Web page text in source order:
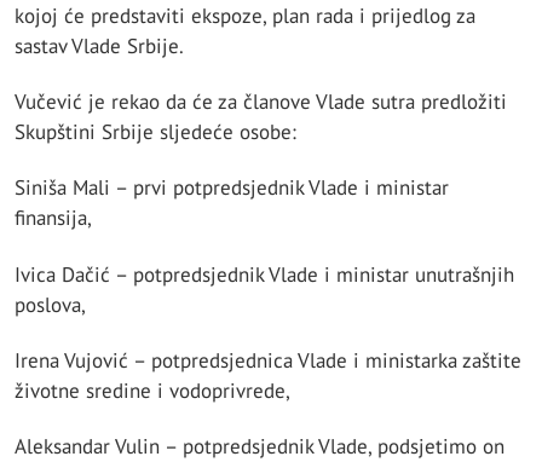
kojoj će predstaviti ekspoze, plan rada i prijedlog za
sastav Vlade Srbije.
Vučević je rekao da će za članove Vlade sutra predložiti
Skupštini Srbije sljedeće osobe:
Siniša Mali – prvi potpredsjednik Vlade i ministar
finansija,
Ivica Dačić – potpredsjednik Vlade i ministar unutrašnjih
poslova,
Irena Vujović – potpredsjednica Vlade i ministarka zaštite
životne sredine i vodoprivrede,
Aleksandar Vulin – potpredsjednik Vlade, podsjetimo on